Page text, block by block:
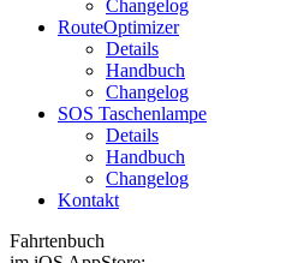
Changelog
RouteOptimizer
Details
Handbuch
Changelog
SOS Taschenlampe
Details
Handbuch
Changelog
Kontakt
Fahrtenbuch